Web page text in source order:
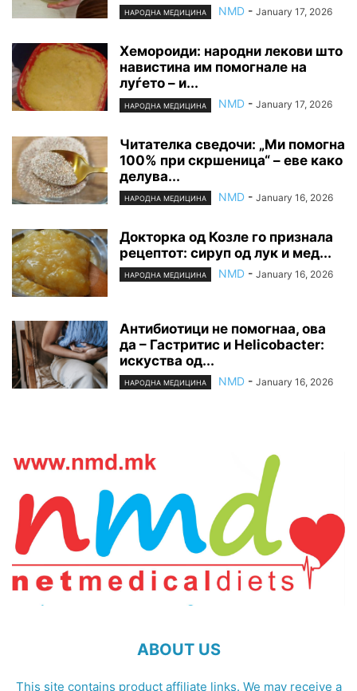
НАРОДНА МЕДИЦИНА NMD - January 17, 2026
Хемороиди: народни лекови што
навистина им помогнале на
луѓето – и...
НАРОДНА МЕДИЦИНА NMD - January 17, 2026
Читателка сведочи: „Ми помогна
100% при скршеница“ – еве како
делува...
НАРОДНА МЕДИЦИНА NMD - January 16, 2026
Докторка од Козле го признала
рецептот: сируп од лук и мед...
НАРОДНА МЕДИЦИНА NMD - January 16, 2026
Антибиотици не помогнаа, ова
да – Гастритис и Helicobacter:
искуства од...
НАРОДНА МЕДИЦИНА NMD - January 16, 2026
ABOUT US
This site contains product affiliate links. We may receive a